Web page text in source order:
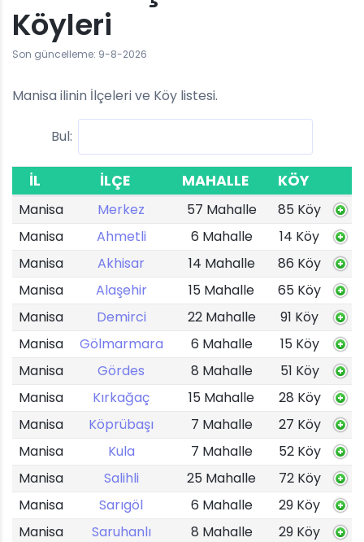
Köyleri
Son güncelleme: 9-8-2026
Manisa ilinin İlçeleri ve Köy listesi.
Bul:
İL İLÇE MAHALLE KÖY
Manisa Merkez 57 Mahalle
85 Köy
Manisa
Ahmetli 6 Mahalle
14 Köy
Manisa
Akhisar 14 Mahalle
86 Köy
Manisa
Alaşehir 15 Mahalle
65 Köy
Manisa
Demirci 22 Mahalle
91 Köy
Manisa
Gölmarmara 6 Mahalle
15 Köy
Manisa
Gördes 8 Mahalle
51 Köy
Manisa
Kırkağaç 15 Mahalle
28 Köy
Manisa
Köprübaşı 7 Mahalle
27 Köy
Manisa
Kula 7 Mahalle
52 Köy
Manisa
Salihli 25 Mahalle
72 Köy
Manisa
Sarıgöl 6 Mahalle
29 Köy
Manisa
Saruhanlı 8 Mahalle
29 Köy